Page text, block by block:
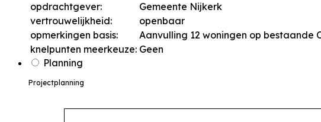
opdrachtgever:
Gemeente Nijkerk
vertrouwelijkheid:
openbaar
opmerkingen basis:
Aanvulling 12 woningen op bestaande
knelpunten meerkeuze: Geen
Planning
Projectplanning